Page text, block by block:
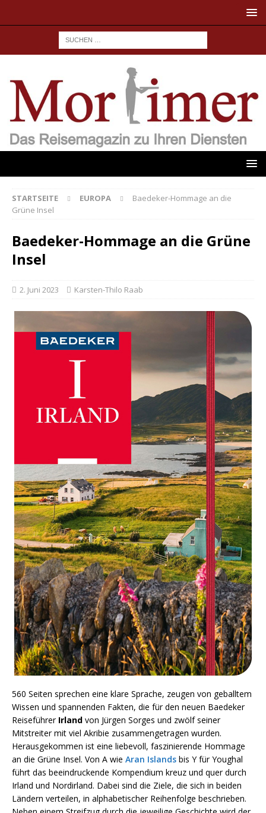
STARTSEITE EUROPA
Baedeker-Hommage an die
Grüne Insel
Baedeker-Hommage an die Grüne
Insel
2. Juni 2023 Karsten-Thilo Raab
560 Seiten sprechen eine klare Sprache, zeugen von geballtem
Wissen und spannenden Fakten, die für den neuen Baedeker
Reiseführer Irland von Jürgen Sorges und zwölf seiner
Mitstreiter mit viel Akribie zusammengetragen wurden.
Herausgekommen ist eine liebevoll, faszinierende Hommage
an die Grüne Insel. Von A wie Aran Islands bis Y für Youghal
führt das beeindruckende Kompendium kreuz und quer durch
Irland und Nordirland. Dabei sind die Ziele, die sich in beiden
Ländern verteilen, in alphabetischer Reihenfolge beschrieben.